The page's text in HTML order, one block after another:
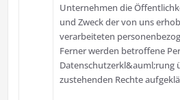
Unternehmen die
und Zweck der von uns
verarbeiteten
Ferner werden betroffene
Datenschutzerkl&auml;rung
zustehenden Rechte